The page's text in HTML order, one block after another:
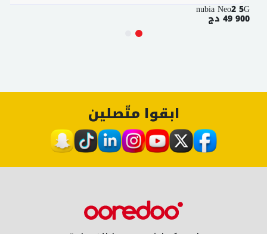
nubia Neo2 5G
49 900 دج
ابقوا متّصلين